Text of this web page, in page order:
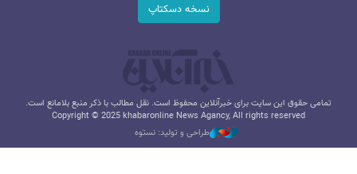
نسخه دسکتاپ
تمامی حقوق این سایت برای خبرآنلاین محفوظ است. نقل مطالب با ذکر منبع بلامانع است.
Copyright © 2025 khabaronline News Agancy, All rights reserved
طراحی و تولید: نستوه